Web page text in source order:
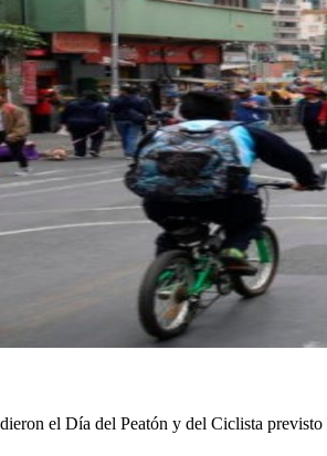
el Día del Peatón y del Ciclista